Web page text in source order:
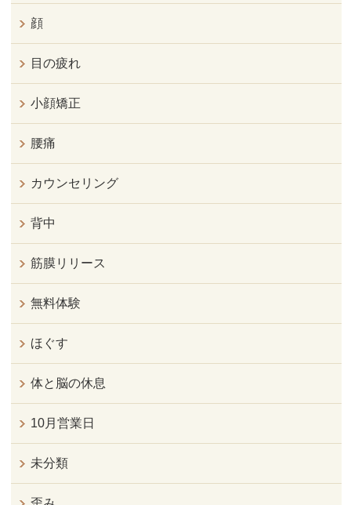
顔
目の疲れ
小顔矯正
腰痛
カウンセリング
背中
筋膜リリース
無料体験
ほぐす
体と脳の休息
10月営業日
未分類